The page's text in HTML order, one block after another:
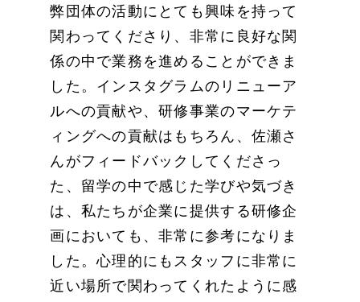
弊団体の活動にとても興味を持って
関わってくださり、非常に良好な関
係の中で業務を進めることができま
した。インスタグラムのリニューア
ルへの貢献や、研修事業のマーケテ
ィングへの貢献はもちろん、佐瀬さ
んがフィードバックしてくださっ
た、留学の中で感じた学びや気づき
は、私たちが企業に提供する研修企
画においても、非常に参考になりま
した。心理的にもスタッフに非常に
近い場所で関わってくれたように感